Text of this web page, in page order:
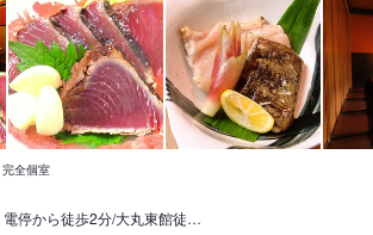
全個室
電停から徒歩2分/大丸東館徒…